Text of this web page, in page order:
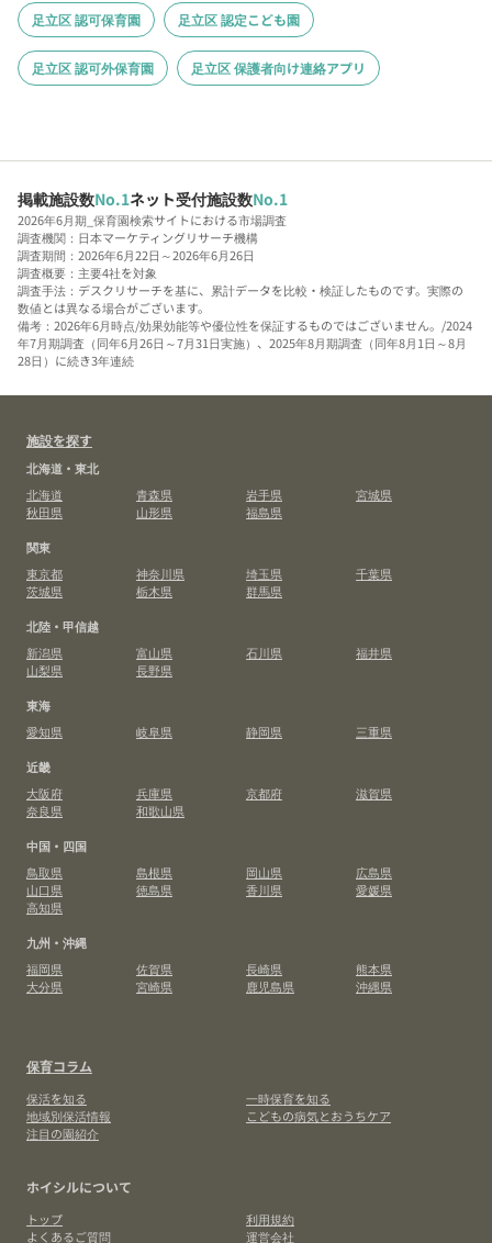
足立区 認可保育園 足立区 認定こども園
足立区 認可外保育園 足立区 保護者向け連絡アプリ
掲載施設数No.1ネット受付施設数No.1
2026年6月期_保育園検索サイトにおける市場調査
調査機関：日本マーケティングリサーチ機構
調査期間：2026年6月22日～2026年6月26日
調査概要：主要4社を対象
調査手法：デスクリサーチを基に、累計データを比較・検証したものです。実際の
数値とは異なる場合がございます。
備考：2026年6月時点/効果効能等や優位性を保証するものではございません。/2024
年7月期調査（同年6月26日～7月31日実施）、2025年8月期調査（同年8月1日～8月
28日）に続き3年連続
施設を探す
北海道・東北
北海道
青森県 岩手県
宮城県
秋田県
山形県
福島県
関東
東京都
神奈川県 埼玉県
千葉県
茨城県
栃木県
群馬県
北陸・甲信越
新潟県
富山県 石川県
福井県
山梨県
長野県
東海
愛知県
岐阜県 静岡県
三重県
近畿
大阪府
兵庫県 京都府
滋賀県
奈良県
和歌山県
中国・四国
鳥取県
島根県 岡山県
広島県
山口県
徳島県 香川県
愛媛県
高知県
九州・沖縄
福岡県
佐賀県 長崎県
熊本県
大分県
宮崎県 鹿児島県 沖縄県
保育コラム
保活を知る
一時保育を知る
地域別保活情報
こどもの病気とおうちケア
注目の園紹介
ホイシルについて
トップ
利用規約
よくあるご質問
運営会社